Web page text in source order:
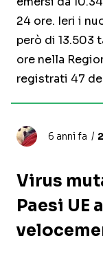
24 ore. Ieri i
però di 13.503
ore nella
registrati 47
6 anni fa
Virus
Paesi UE